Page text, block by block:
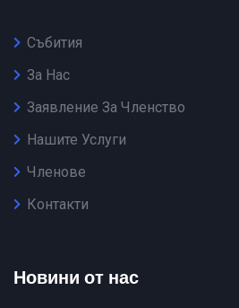
Събития
За Нас
Заявление За Членство
Нашите Услуги
Членове
Контакти
Новини от нас